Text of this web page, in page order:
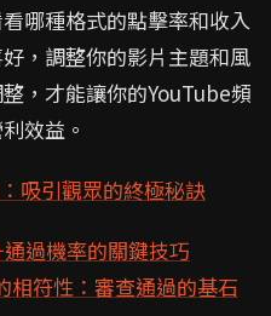
哪種格式的點擊率和收入
，調整你的影片主題和風
，才能讓你的YouTube頻
效益。
吸引觀眾的終極秘訣
過機率的關鍵技巧
相符性：審查通過的基石